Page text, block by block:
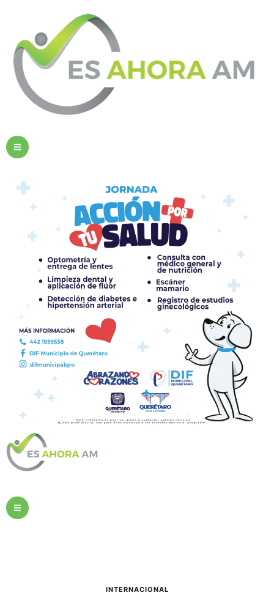
INTERNACIONAL